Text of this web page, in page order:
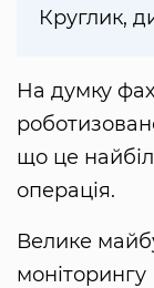
Круглик,
На думку
що це
операція.
Велике